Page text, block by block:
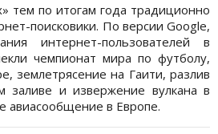
тем по итогам года традиционно
поисковики. По версии Google,
интернет-пользователей в
чемпионат мира по футболу,
землетрясение на Гаити, разлив
заливе и извержение вулкана в
авиасообщение в Европе.